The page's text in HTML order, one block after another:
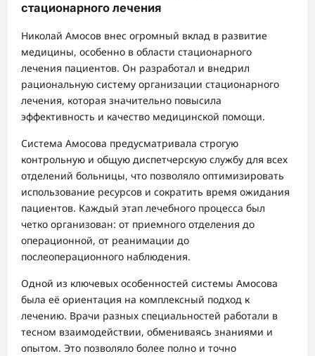
стационарного лечения
Николай Амосов внес огромный вклад в развитие
медицины, особенно в области стационарного
лечения пациентов. Он разработал и внедрил
рациональную систему организации стационарного
лечения, которая значительно повысила
эффективность и качество медицинской помощи.
Система Амосова предусматривала строгую
контрольную и общую диспетчерскую службу для всех
отделений больницы, что позволяло оптимизировать
использование ресурсов и сократить время ожидания
пациентов. Каждый этап лечебного процесса был
четко организован: от приемного отделения до
операционной, от реанимации до
послеоперационного наблюдения.
Одной из ключевых особенностей системы Амосова
была её ориентация на комплексный подход к
лечению. Врачи разных специальностей работали в
тесном взаимодействии, обмениваясь знаниями и
опытом. Это позволяло более полно и точно